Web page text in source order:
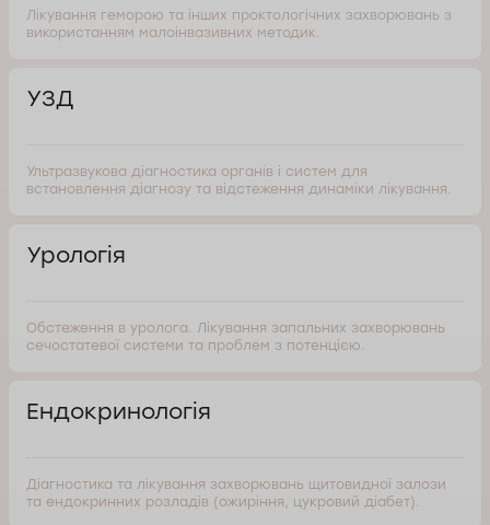
Лікування геморою та інших проктологічних захворювань з
використанням малоінвазивних методик.
УЗД
Ультразвукова діагностика органів і систем для
встановлення діагнозу та відстеження динаміки лікування.
Урологія
Обстеження в уролога. Лікування запальних захворювань
сечостатевої системи та проблем з потенцією.
Ендокринологія
Діагностика та лікування захворювань щитовидної залози
та ендокринних розладів (ожиріння, цукровий діабет).